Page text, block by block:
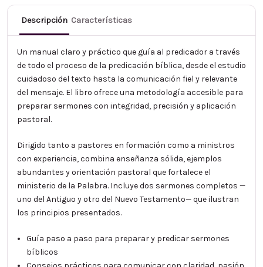
Descripción Características
Un manual claro y práctico que guía al predicador a través
de todo el proceso de la predicación bíblica, desde el estudio
cuidadoso del texto hasta la comunicación fiel y relevante
del mensaje. El libro ofrece una metodología accesible para
preparar sermones con integridad, precisión y aplicación
pastoral.
Dirigido tanto a pastores en formación como a ministros
con experiencia, combina enseñanza sólida, ejemplos
abundantes y orientación pastoral que fortalece el
ministerio de la Palabra. Incluye dos sermones completos —
uno del Antiguo y otro del Nuevo Testamento— que ilustran
los principios presentados.
Guía paso a paso para preparar y predicar sermones
bíblicos